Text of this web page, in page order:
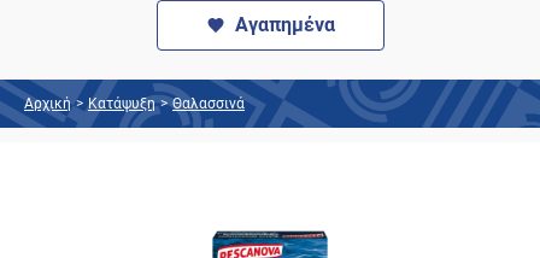
Αγαπημένα
Αρχική > Κατάψυξη > Θαλασσινά